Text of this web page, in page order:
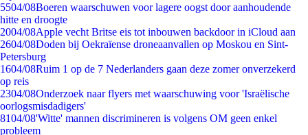
5504/08Boeren waarschuwen voor lagere oogst door aanhoudende
hitte en droogte
2004/08Apple vecht Britse eis tot inbouwen backdoor in iCloud aan
2604/08Doden bij Oekraïense droneaanvallen op Moskou en Sint-
Petersburg
1604/08Ruim 1 op de 7 Nederlanders gaan deze zomer onverzekerd
op reis
2304/08Onderzoek naar flyers met waarschuwing voor 'Israëlische
oorlogsmisdadigers'
8104/08'Witte' mannen discrimineren is volgens OM geen enkel
probleem